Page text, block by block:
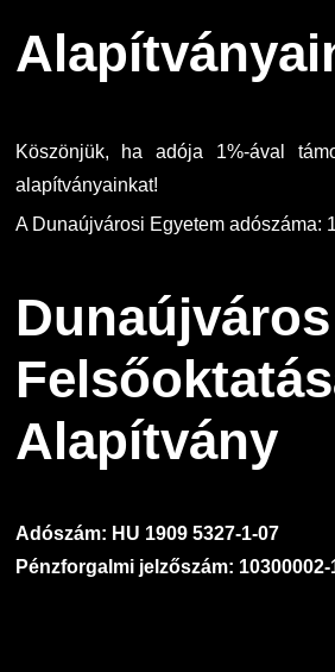
EHÖK
Hallgatókra érvényes
Nemzetközi
Szolgáltatások
Fordítási
GY.I.K.
HASIT
Neptun
Átjelentkezőknek
Kapcsolat
TDK/Tehetségnap
Online Studium
Telefonkönyv
Minőségirányítás
Köszönjük, ha adója 1%-ával
alapítványainkat!
A Dunaújvárosi Egyetem adószáma:
Dunaújváros
Alapítvány
Adószám: HU 1909 5327-1-07
Pénzforgalmi jelzőszám: 10300002-